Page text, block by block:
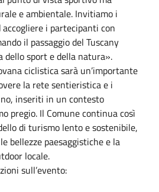
e ambientale. Invitiamo i
i partecipanti con
il passaggio del Tuscany
dello sport e della natura».
ciclistica sarà un’importante
la rete sentieristica e i
inseriti in un contesto
pregio. Il Comune continua così
di turismo lento e sostenibile,
bellezze paesaggistiche e la
locale.
sull’evento: